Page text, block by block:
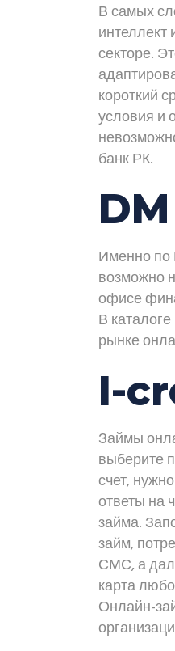
В самых
секторе.
короткий
условия и
банк РК.
Именно по
возможно
офисе
В
рынке
I-
Займы
выберите
счет,
ответы на
займа.
займ,
СМС, а
карта
Онлайн-